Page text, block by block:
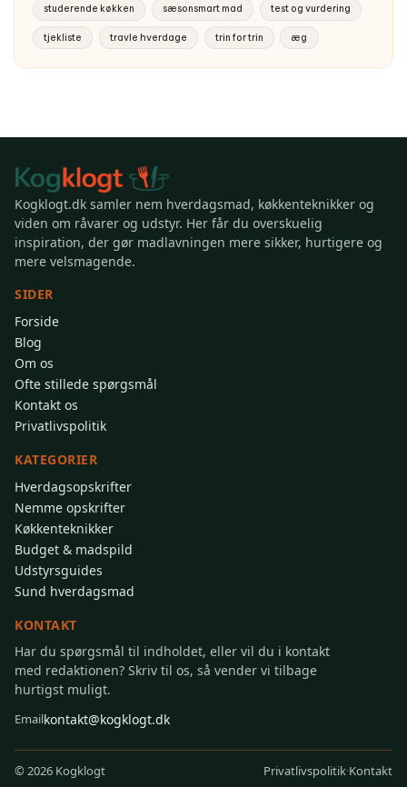
studerende køkken sæsonsmart mad test og vurdering
tjekliste travle hverdage trin for trin æg
Kogklogt.dk samler nem hverdagsmad, køkkenteknikker og
viden om råvarer og udstyr. Her får du overskuelig
inspiration, der gør madlavningen mere sikker, hurtigere og
mere velsmagende.
SIDER
Forside
Blog
Om os
Ofte stillede spørgsmål
Kontakt os
Privatlivspolitik
KATEGORIER
Hverdagsopskrifter
Nemme opskrifter
Køkkenteknikker
Budget & madspild
Udstyrsguides
Sund hverdagsmad
KONTAKT
Har du spørgsmål til indholdet, eller vil du i kontakt
med redaktionen? Skriv til os, så vender vi tilbage
hurtigst muligt.
Emailkontakt@kogklogt.dk
© 2026 Kogklogt Privatlivspolitik·Kontakt